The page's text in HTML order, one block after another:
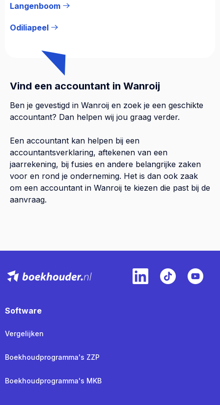
Langenboom
Odiliapeel
Vind een accountant in Wanroij
Ben je gevestigd in Wanroij en zoek je een geschikte
accountant? Dan helpen wij jou graag verder.
Een accountant kan helpen bij een
accountantsverklaring, aftekenen van een
jaarrekening, bij fusies en andere belangrijke zaken
voor en rond je onderneming. Het is dan ook zaak
om een accountant in Wanroij te kiezen die past bij de
aanvraag.
Software
Vergelijken
Boekhoudprogramma's ZZP
Boekhoudprogramma's MKB